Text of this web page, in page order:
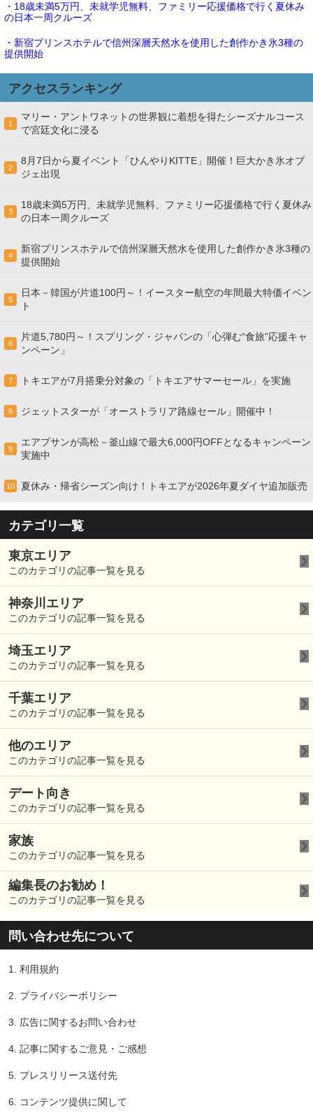
・18歳未満5万円、未就学児無料、ファミリー応援価格で行く夏休み
の日本一周クルーズ
・新宿プリンスホテルで信州深層天然水を使用した創作かき氷3種の
提供開始
アクセスランキング
1
マリー・アントワネットの世界観に着想を得たシーズナルコース
で宮廷文化に浸る
2
8月7日から夏イベント「ひんやりKITTE」開催！巨大かき氷オブ
ジェ出現
3
18歳未満5万円、未就学児無料、ファミリー応援価格で行く夏休み
の日本一周クルーズ
4
新宿プリンスホテルで信州深層天然水を使用した創作かき氷3種の
提供開始
5
日本－韓国が片道100円～！イースター航空の年間最大特価イベン
ト
6
片道5,780円～！スプリング・ジャパンの「心弾む“食旅”応援キャ
ンペーン」
7 トキエアが7月搭乗分対象の「トキエアサマーセール」を実施
8 ジェットスターが「オーストラリア路線セール」開催中！
9
エアプサンが高松－釜山線で最大6,000円OFFとなるキャンペーン
実施中
10 夏休み・帰省シーズン向け！トキエアが2026年夏ダイヤ追加販売
カテゴリ一覧
東京エリア
このカテゴリの記事一覧を見る
神奈川エリア
このカテゴリの記事一覧を見る
埼玉エリア
このカテゴリの記事一覧を見る
千葉エリア
このカテゴリの記事一覧を見る
他のエリア
このカテゴリの記事一覧を見る
デート向き
このカテゴリの記事一覧を見る
家族
このカテゴリの記事一覧を見る
編集長のお勧め！
このカテゴリの記事一覧を見る
問い合わせ先について
1. 利用規約
2. プライバシーポリシー
3. 広告に関するお問い合わせ
4. 記事に関するご意見・ご感想
5. プレスリリース送付先
6. コンテンツ提供に関して